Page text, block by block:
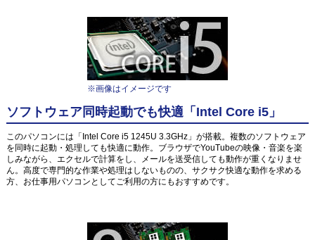
※画像はイメージです
ソフトウェア同時起動でも快適「Intel Core i5」
このパソコンには「Intel Core i5 1245U 3.3GHz」が搭載。複数のソフトウェア
を同時に起動・処理しても快適に動作。ブラウザでYouTubeの映像・音楽を楽
しみながら、エクセルで計算をし、メールを送受信しても動作が重くなりませ
ん。高度で専門的な作業や処理はしないものの、サクサク快適な動作を求める
方、お仕事用パソコンとしてご利用の方にもおすすめです。